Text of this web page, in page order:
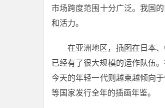
市场跨度范围十分广泛。我国
和活力。
在亚洲地区，插图在日本
已经有了很大规模的运作队伍
今天的年轻一代则越柬越倾向
等国家发行全年的插画年鉴。